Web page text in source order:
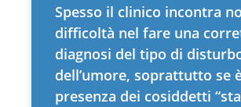
Spesso il clinico incontra
difficoltà nel fare una
diagnosi del tipo di
dell’umore, soprattutto se
presenza dei cosiddetti